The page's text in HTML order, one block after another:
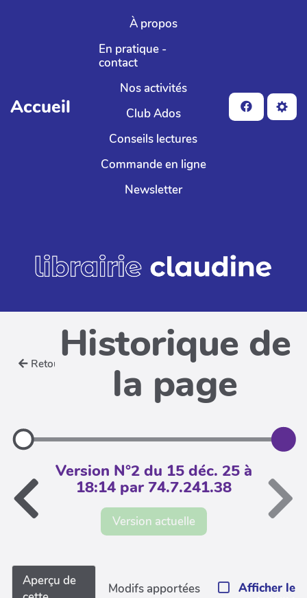
Aller au contenu principal
Accueil
À propos
En pratique -
contact
Nos activités
Club Ados
Conseils lectures
Commande en ligne
Newsletter
Retour Historique de
la page
Version N°2 du 15 déc. 25 à
18:14 par 74.7.241.38
Version actuelle
Aperçu de
Modifs apportées
Afficher le